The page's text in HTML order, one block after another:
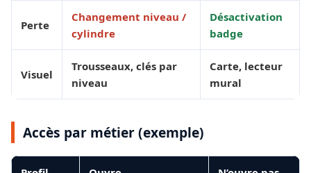
Perte
Changement niveau /
cylindre
Désactivation
badge
Visuel
Trousseaux, clés par
niveau
Carte, lecteur
mural
Accès par métier (exemple)